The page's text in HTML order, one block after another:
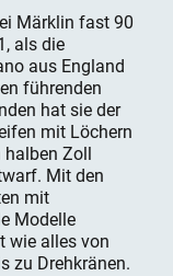
Märklin fast 90
als die
aus England
führenden
hat sie der
mit Löchern
halben Zoll
Mit den
mit
Modelle
wie alles von
zu Drehkränen.